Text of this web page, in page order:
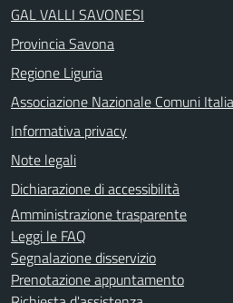
GAL VALLI SAVONESI
Provincia Savona
Regione Liguria
Associazione Nazionale Comuni
Informativa privacy
Note legali
Dichiarazione di accessibilità
Amministrazione trasparente
Leggi le FAQ
Segnalazione disservizio
Prenotazione appuntamento